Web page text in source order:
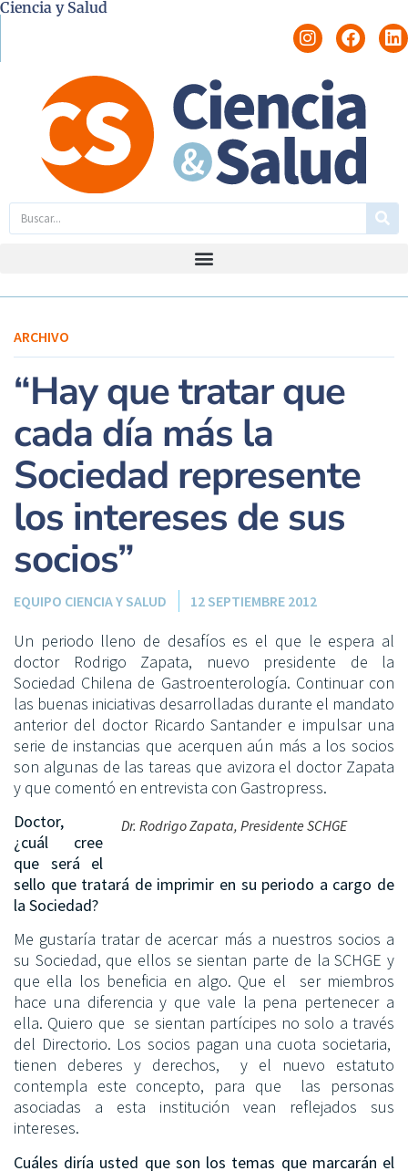
Ciencia y Salud
ARCHIVO
“Hay que tratar que
cada día más la
Sociedad represente
los intereses de sus
socios”
EQUIPO CIENCIA Y SALUD 12 SEPTIEMBRE 2012
Un periodo lleno de desafíos es el que le espera al
doctor Rodrigo Zapata, nuevo presidente de la
Sociedad Chilena de Gastroenterología. Continuar con
las buenas iniciativas desarrolladas durante el mandato
anterior del doctor Ricardo Santander e impulsar una
serie de instancias que acerquen aún más a los socios
son algunas de las tareas que avizora el doctor Zapata
y que comentó en entrevista con Gastropress.
Dr. Rodrigo Zapata, Presidente SCHGE
Doctor,
¿cuál cree
que será el
sello que tratará de imprimir en su periodo a cargo de
la Sociedad?
Me gustaría tratar de acercar más a nuestros socios a
su Sociedad, que ellos se sientan parte de la SCHGE y
que ella los beneficia en algo. Que el ser miembros
hace una diferencia y que vale la pena pertenecer a
ella. Quiero que se sientan partícipes no solo a través
del Directorio. Los socios pagan una cuota societaria,
tienen deberes y derechos, y el nuevo estatuto
contempla este concepto, para que las personas
asociadas a esta institución vean reflejados sus
intereses.
Cuáles diría usted que son los temas que marcarán el